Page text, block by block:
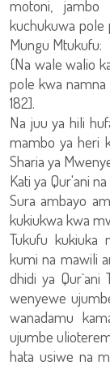
motoni,
kuchukuwa pole
Mungu Mtukufu:
{Na wale walio
pole kwa namna
182].
Na juu ya hili
mambo ya heri
Sharia ya
Kati ya Qur'ani na
Sura ambayo
kukiukwa kwa
Tukufu kukiuka
kumi na mawili
dhidi ya Qur`ani
wenyewe
wanadamu
ujumbe
hata usiwe na